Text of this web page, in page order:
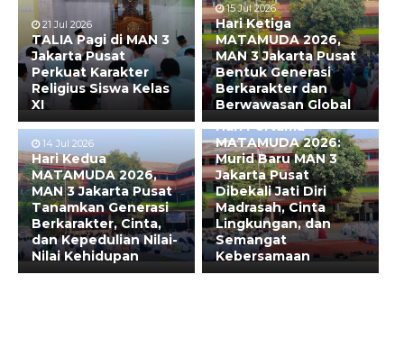
21 Jul 2026
TALIA Pagi di MAN 3
Jakarta Pusat
Perkuat Karakter
Religius Siswa Kelas
XI
15 Jul 2026
Hari Ketiga
MATAMUDA 2026,
MAN 3 Jakarta Pusat
Bentuk Generasi
Berkarakter dan
Berwawasan Global
14 Jul 2026
Hari Kedua
MATAMUDA 2026,
MAN 3 Jakarta Pusat
Tanamkan Generasi
Berkarakter, Cinta,
dan Kepedulian Nilai-
Nilai Kehidupan
13 Jul 2026
Hari Pertama
MATAMUDA 2026:
Murid Baru MAN 3
Jakarta Pusat
Dibekali Jati Diri
Madrasah, Cinta
Lingkungan, dan
Semangat
Kebersamaan